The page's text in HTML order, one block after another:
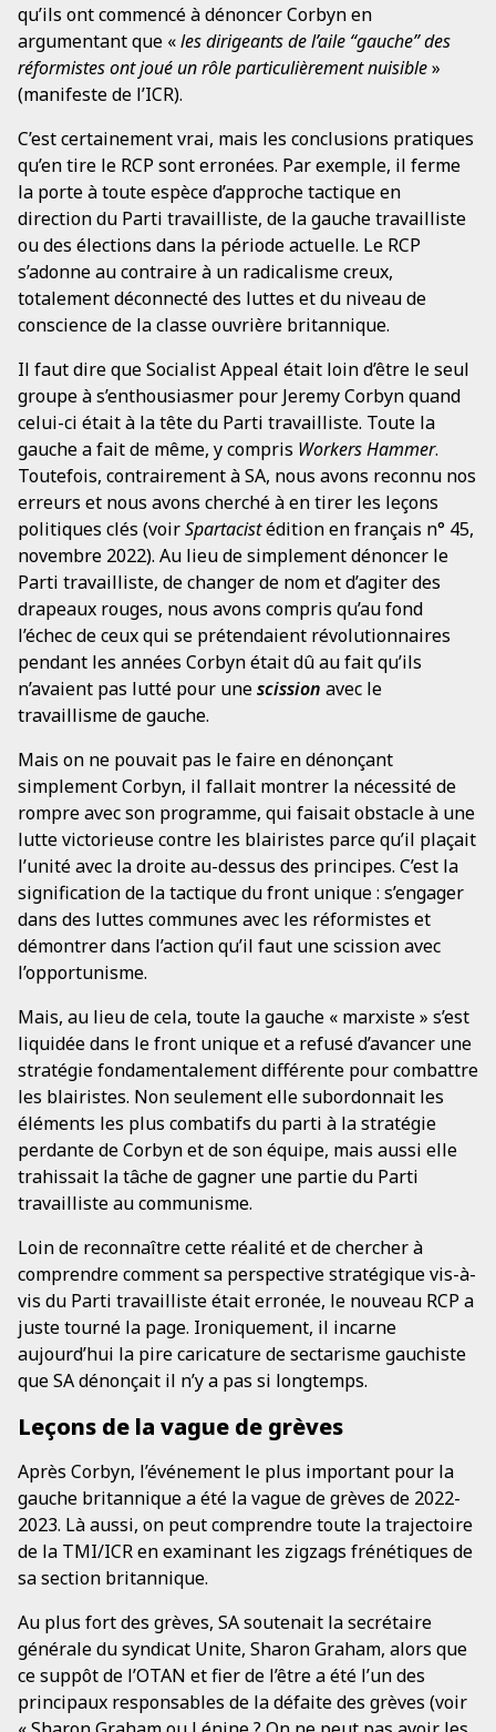
qu’ils ont commencé à dénoncer Corbyn en
argumentant que «les dirigeants de l’aile “gauche” des
réformistes ont joué un rôle particulièrement nuisible»
(manifeste de l’ICR).
C’est certainement vrai, mais les conclusions pratiques
qu’en tire le RCP sont erronées. Par exemple, il ferme
la porte à toute espèce d’approche tactique en
direction du Parti travailliste, de la gauche travailliste
ou des élections dans la période actuelle. Le RCP
s’adonne au contraire à un radicalisme creux,
totalement déconnecté des luttes et du niveau de
conscience de la classe ouvrière britannique.
Il faut dire que Socialist Appeal était loin d’être le seul
groupe à s’enthousiasmer pour Jeremy Corbyn quand
celui-ci était à la tête du Parti travailliste. Toute la
gauche a fait de même, y compris Workers Hammer.
Toutefois, contrairement à SA, nous avons reconnu nos
erreurs et nous avons cherché à en tirer les leçons
politiques clés (voirSpartacistédition en français n° 45,
novembre 2022). Au lieu de simplement dénoncer le
Parti travailliste, de changer de nom et d’agiter des
drapeaux rouges, nous avons compris qu’au fond
l’échec de ceux qui se prétendaient révolutionnaires
pendant les années Corbyn était dû au fait qu’ils
n’avaient pas lutté pour unescission avec le
travaillisme de gauche.
Mais on ne pouvait pas le faire en dénonçant
simplement Corbyn, il fallait montrer la nécessité de
rompre avec son programme, qui faisait obstacle à une
lutte victorieuse contre les blairistes parce qu’il plaçait
l’unité avec la droite au-dessus des principes. C’est la
signification de la tactique du front unique : s’engager
dans des luttes communes avec les réformistes et
démontrer dans l’action qu’il faut une scission avec
l’opportunisme.
Mais, au lieu de cela, toute la gauche « marxiste » s’est
liquidée dans le front unique et a refusé d’avancer une
stratégie fondamentalement différente pour combattre
les blairistes. Non seulement elle subordonnait les
éléments les plus combatifs du parti à la stratégie
perdante de Corbyn et de son équipe, mais aussi elle
trahissait la tâche de gagner une partie du Parti
travailliste au communisme.
Loin de reconnaître cette réalité et de chercher à
comprendre comment sa perspective stratégique vis-à-
vis du Parti travailliste était erronée, le nouveau RCP a
juste tourné la page. Ironiquement, il incarne
aujourd’hui la pire caricature de sectarisme gauchiste
que SA dénonçait il n’y a pas si longtemps.
Leçons de la vague de grèves
Après Corbyn, l’événement le plus important pour la
gauche britannique a été la vague de grèves de 2022-
2023. Là aussi, on peut comprendre toute la trajectoire
de la TMI/ICR en examinant les zigzags frénétiques de
sa section britannique.
Au plus fort des grèves, SA soutenait la secrétaire
générale du syndicat Unite, Sharon Graham, alors que
ce suppôt de l’OTAN et fier de l’être a été l’un des
principaux responsables de la défaite des grèves (voir